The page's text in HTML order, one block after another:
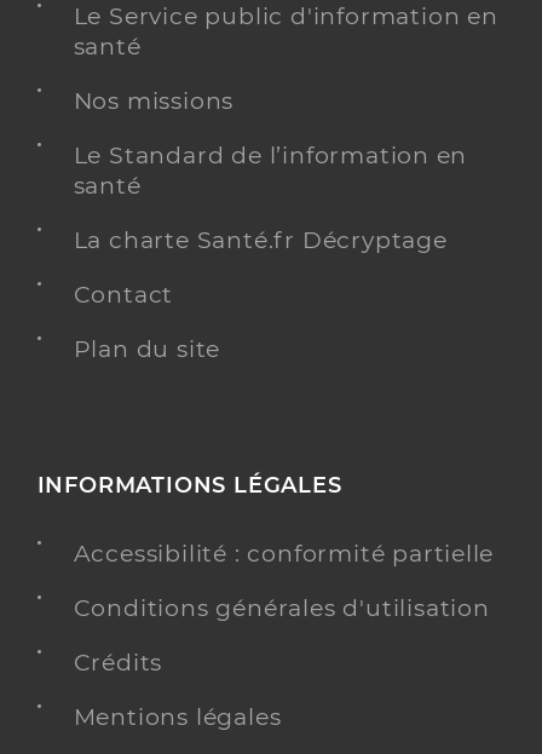
Le Service public d'information en
santé
Nos missions
Le Standard de l’information en
santé
La charte Santé.fr Décryptage
Contact
Plan du site
INFORMATIONS LÉGALES
Accessibilité : conformité partielle
Conditions générales d'utilisation
Crédits
Mentions légales